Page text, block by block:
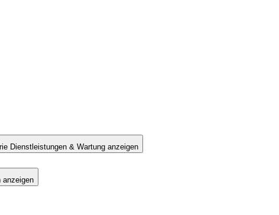
Dienstleistungen & Wartung anzeigen
anzeigen